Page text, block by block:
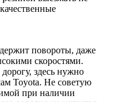
повороты, даже
скоростями.
здесь нужно
Toyota. Не советую
при наличии